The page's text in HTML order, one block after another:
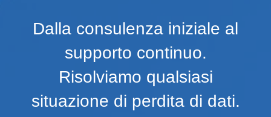
Dalla consulenza iniziale al
supporto continuo.
Risolviamo qualsiasi
situazione di perdita di dati.